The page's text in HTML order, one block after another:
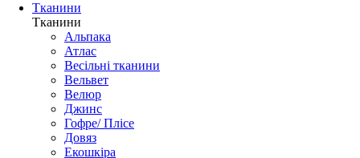
Тканини
Тканини
Альпака
Атлас
Весільні тканини
Вельвет
Велюр
Джинс
Гофре/ Плісе
Довяз
Екошкіра